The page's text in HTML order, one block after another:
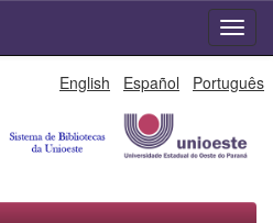
English Español Português